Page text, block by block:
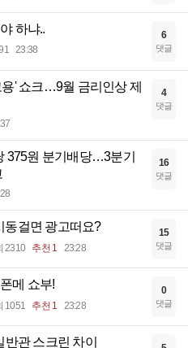
하냐..
23:38
6
댓글
' 쇼크…9월 금리인상 제
4
댓글
375원 분기배당…3분기
16
댓글
동걸면 광고떠요?
2310 추천 1 23:28
15
댓글
메 쇼부!
1051 추천 1 23:28
0
댓글
관 스크린 차이